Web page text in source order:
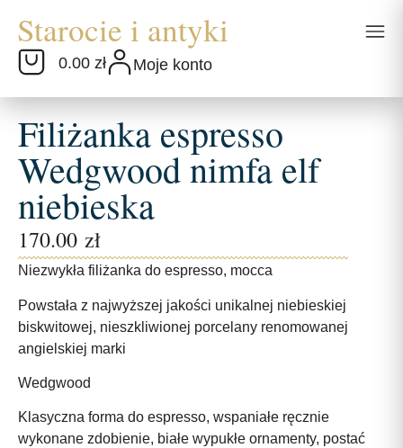
0.00 zł Moje konto
Filiżanka espresso
Wedgwood nimfa elf
niebieska
170.00 zł
Niezwykła filiżanka do espresso, mocca
Powstała z najwyższej jakości unikalnej niebieskiej
biskwitowej, nieszkliwionej porcelany renomowanej
angielskiej marki
Wedgwood
Klasyczna forma do espresso, wspaniałe ręcznie
wykonane zdobienie, białe wypukłe ornamenty, postać